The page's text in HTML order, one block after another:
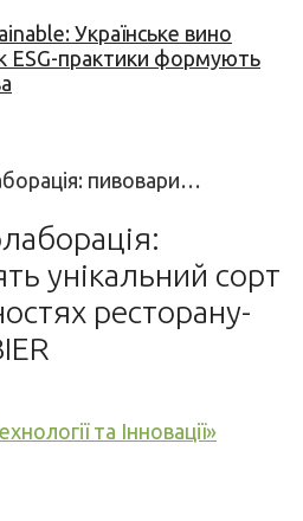
Українське вино
ESG-практики формують
пивовари…
унікальний сорт
ресторану-
та Інновації»